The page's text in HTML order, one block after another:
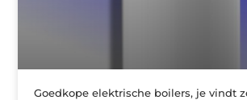
Goedkope elektrische boilers, je vindt